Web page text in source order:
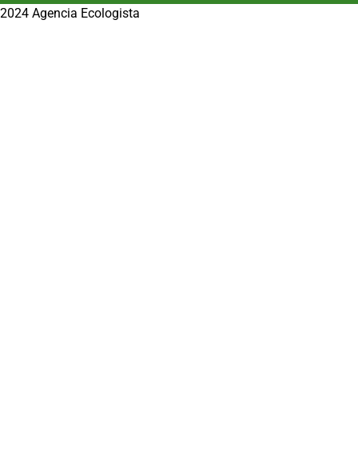
2024 Agencia Ecologista